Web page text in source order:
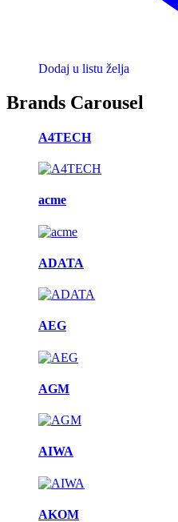
Dodaj u listu želja
Brands Carousel
A4TECH
acme
ADATA
AEG
AGM
AIWA
AKOM